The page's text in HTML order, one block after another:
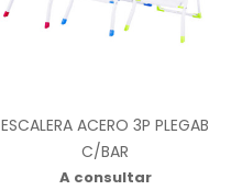
ESCALERA ACERO 3P PLEGAB
C/BAR
A consultar